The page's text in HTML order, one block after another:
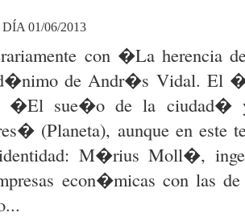
01/06/2013
con �La herencia
de Andr�s Vidal. El
�El sue�o de la
(Planeta), aunque en este
M�rius Moll�,
econ�micas con las